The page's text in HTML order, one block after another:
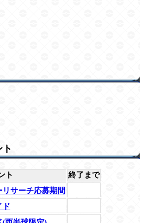
ト
ト
終了まで
サーチ応募期間
ド